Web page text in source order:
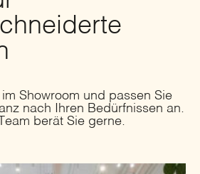
Showroom und passen Sie
nach Ihren Bedürfnissen an.
berät Sie gerne.